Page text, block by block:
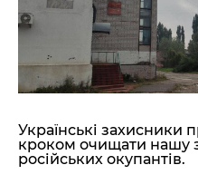
"ЛНР"
Оккупация Крыма
Новости Крыма
Донбасс
Армия Украины
Пресс-релизы
Українські захисники
кроком очищати нашу
російських окупантів.